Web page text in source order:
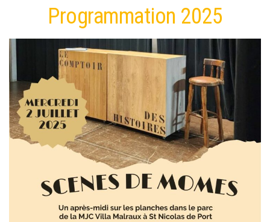
Programmation 2025